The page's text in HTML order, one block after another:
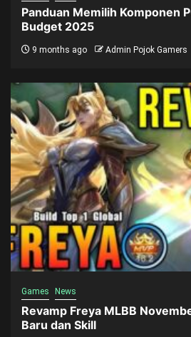
Panduan Memilih Komponen
Budget 2025
9 months ago Admin Pojok Gamers
Games News
Revamp Freya MLBB
Baru dan Skill